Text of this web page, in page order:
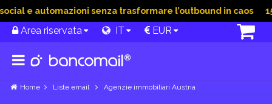
e automazioni senza trasformare l’outbound in caos 15
Area riservata IT EUR
Home Liste email Agenzie immobiliari Austria